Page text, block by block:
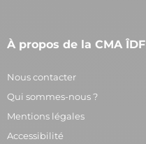
À propos de la CMA ÎDF
Nous contacter
Qui sommes-nous ?
Mentions légales
Accessibilité